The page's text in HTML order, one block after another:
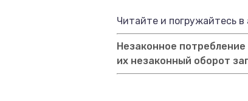
Читайте и погружайтесь
Незаконное
их незаконный оборот